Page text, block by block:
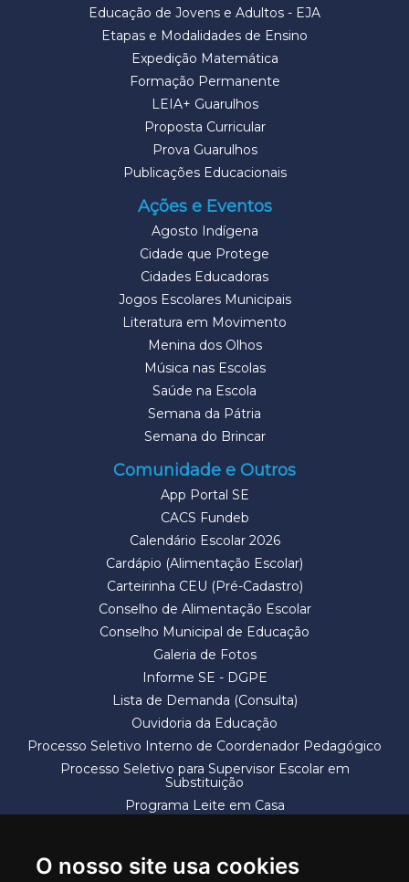
O nosso site usa cookies
Educação de Jovens e Adultos - EJA
Etapas e Modalidades de Ensino
Expedição Matemática
Formação Permanente
LEIA+ Guarulhos
Proposta Curricular
Prova Guarulhos
Publicações Educacionais
Ações e Eventos
Agosto Indígena
Cidade que Protege
Cidades Educadoras
Jogos Escolares Municipais
Literatura em Movimento
Menina dos Olhos
Música nas Escolas
Saúde na Escola
Semana da Pátria
Semana do Brincar
Comunidade e Outros
App Portal SE
CACS Fundeb
Calendário Escolar 2026
Cardápio (Alimentação Escolar)
Carteirinha CEU (Pré-Cadastro)
Conselho de Alimentação Escolar
Conselho Municipal de Educação
Galeria de Fotos
Informe SE - DGPE
Lista de Demanda (Consulta)
Ouvidoria da Educação
Processo Seletivo Interno de Coordenador Pedagógico
Processo Seletivo para Supervisor Escolar em
Substituição
Programa Leite em Casa